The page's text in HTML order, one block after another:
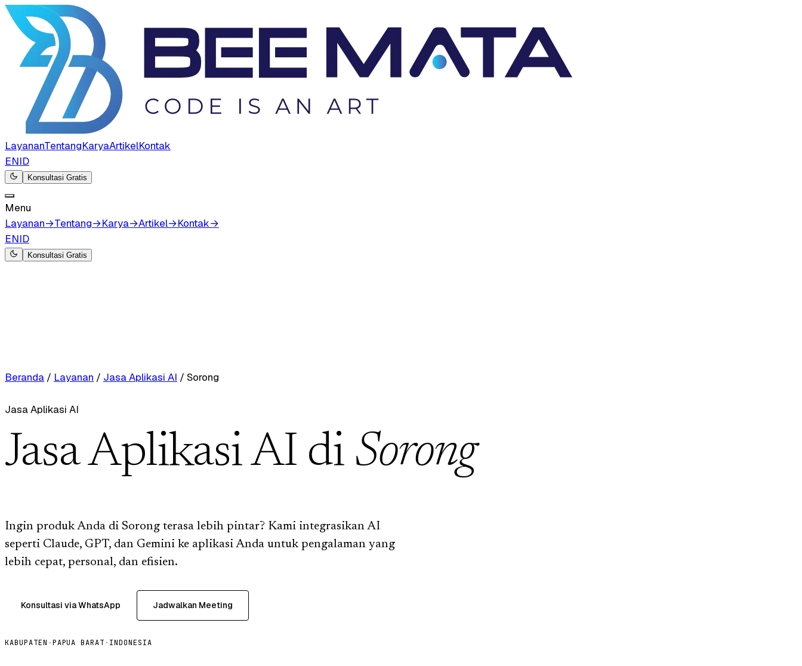
LayananTentangKaryaArtikelKontak
ENID
Konsultasi Gratis
Menu
Layanan→Tentang→Karya→Artikel→Kontak→
ENID
Konsultasi Gratis
Beranda / Layanan / Jasa Aplikasi AI / Sorong
Jasa Aplikasi AI
Jasa Aplikasi AI di Sorong
Ingin produk Anda di Sorong terasa lebih pintar? Kami integrasikan AI
seperti Claude, GPT, dan Gemini ke aplikasi Anda untuk pengalaman yang
lebih cepat, personal, dan efisien.
Konsultasi via WhatsApp Jadwalkan Meeting
KABUPATEN ·PAPUA BARAT · INDONESIA